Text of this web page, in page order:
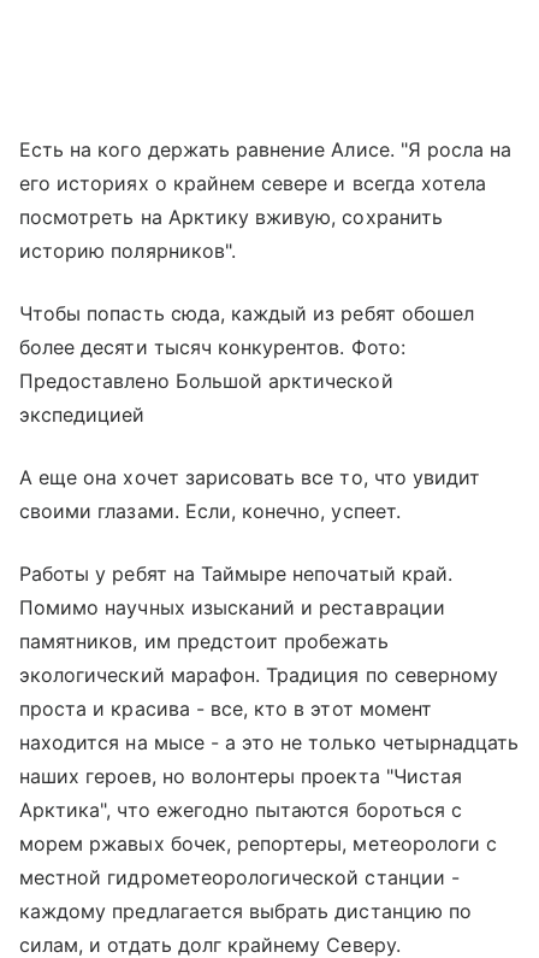
Есть на кого держать равнение Алисе. "Я росла на
его историях о крайнем севере и всегда хотела
посмотреть на Арктику вживую, сохранить
историю полярников".
Чтобы попасть сюда, каждый из ребят обошел
более десяти тысяч конкурентов. Фото:
Предоставлено Большой арктической
экспедицией
А еще она хочет зарисовать все то, что увидит
своими глазами. Если, конечно, успеет.
Работы у ребят на Таймыре непочатый край.
Помимо научных изысканий и реставрации
памятников, им предстоит пробежать
экологический марафон. Традиция по северному
проста и красива - все, кто в этот момент
находится на мысе - а это не только четырнадцать
наших героев, но волонтеры проекта "Чистая
Арктика", что ежегодно пытаются бороться с
морем ржавых бочек, репортеры, метеорологи с
местной гидрометеорологической станции -
каждому предлагается выбрать дистанцию по
силам, и отдать долг крайнему Северу.